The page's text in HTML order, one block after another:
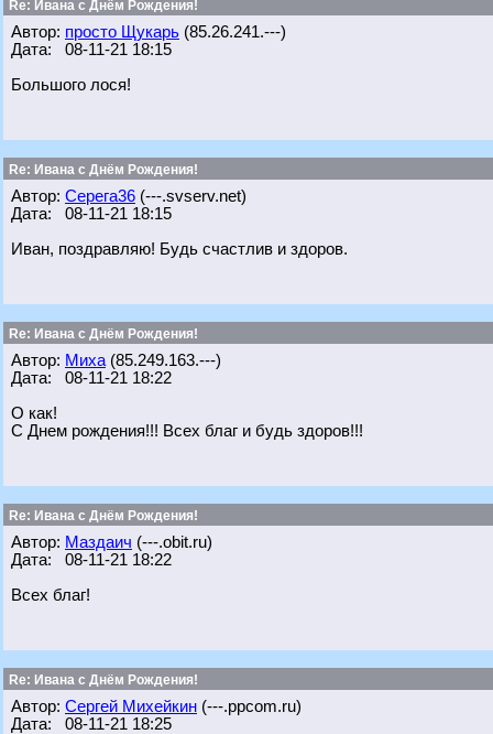
Re: Ивана с Днём Рождения!
Автор: просто Щукарь (85.26.241.---)
Дата: 08-11-21 18:15
Большого лося!
Re: Ивана с Днём Рождения!
Автор: Серега36 (---.svserv.net)
Дата: 08-11-21 18:15
Иван, поздравляю! Будь счастлив и здоров.
Re: Ивана с Днём Рождения!
Автор: Миха (85.249.163.---)
Дата: 08-11-21 18:22
О как!
С Днем рождения!!! Всех благ и будь здоров!!!
Re: Ивана с Днём Рождения!
Автор: Маздаич (---.obit.ru)
Дата: 08-11-21 18:22
Всех благ!
Re: Ивана с Днём Рождения!
Автор: Сергей Михейкин (---.ppcom.ru)
Дата: 08-11-21 18:25